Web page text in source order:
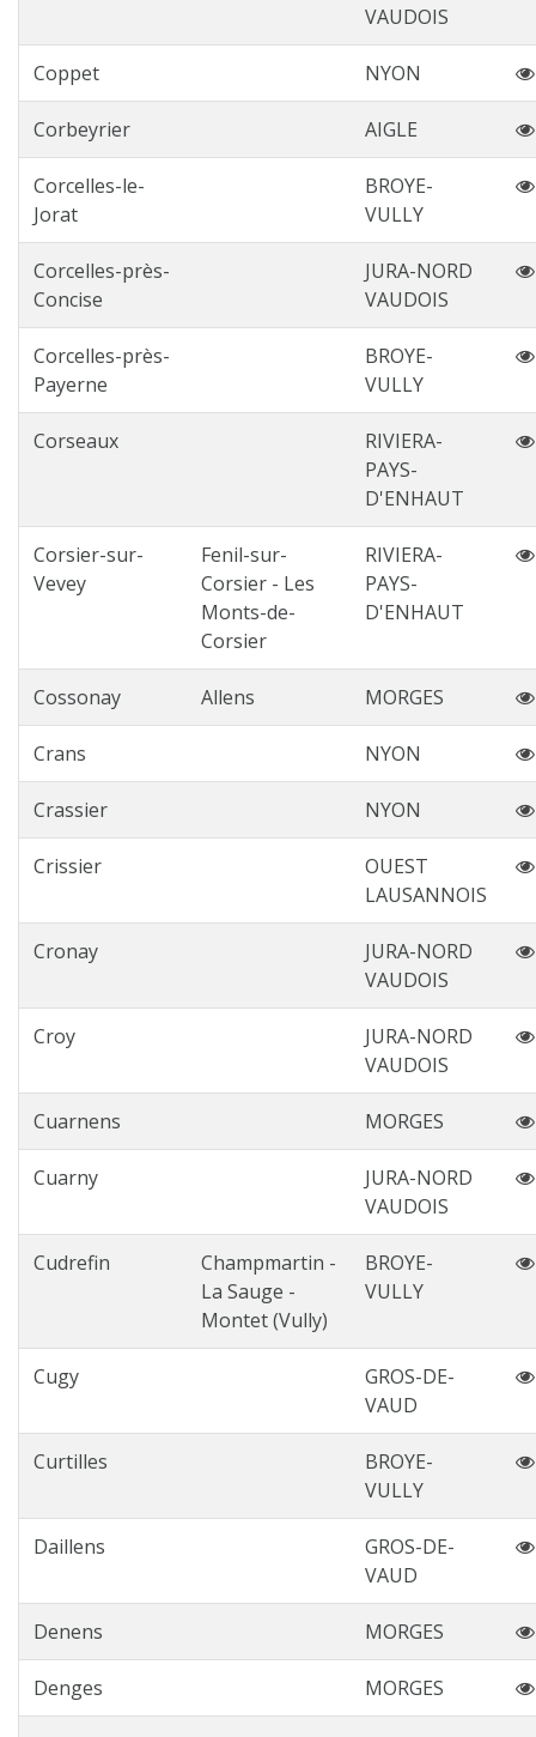
VAUDOIS
Coppet NYON
Corbeyrier AIGLE
Corcelles-le-
Jorat
BROYE-
VULLY
Corcelles-près-
Concise
JURA-NORD
VAUDOIS
Corcelles-près-
Payerne
BROYE-
VULLY
Corseaux
RIVIERA-
PAYS-
D'ENHAUT
Corsier-sur-
Vevey
Fenil-sur-
Corsier - Les
Monts-de-
Corsier
RIVIERA-
PAYS-
D'ENHAUT
Cossonay Allens MORGES
Crans NYON
Crassier NYON
Crissier
OUEST
LAUSANNOIS
Cronay
JURA-NORD
VAUDOIS
Croy
JURA-NORD
VAUDOIS
Cuarnens MORGES
Cuarny
JURA-NORD
VAUDOIS
Cudrefin
Champmartin -
La Sauge -
Montet (Vully)
BROYE-
VULLY
Cugy
GROS-DE-
VAUD
Curtilles
BROYE-
VULLY
Daillens
GROS-DE-
VAUD
Denens MORGES
Denges MORGES